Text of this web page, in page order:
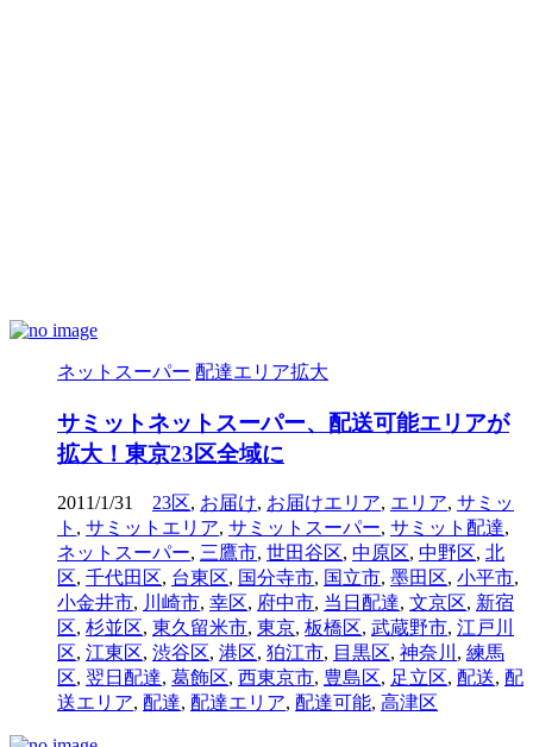
ネットスーパー 配達エリア拡大
サミットネットスーパー、配送可能エリアが
拡大！東京23区全域に
2011/1/31 23区, お届け, お届けエリア, エリア, サミッ
ト , サミットエリア, サミットスーパー, サミット配達,
ネットスーパー, 三鷹市, 世田谷区, 中原区, 中野区, 北
区, 千代田区, 台東区, 国分寺市, 国立市, 墨田区, 小平市,
小金井市, 川崎市, 幸区, 府中市, 当日配達, 文京区, 新宿
区, 杉並区, 東久留米市, 東京, 板橋区, 武蔵野市, 江戸川
区, 江東区, 渋谷区, 港区, 狛江市, 目黒区, 神奈川 , 練馬
区, 翌日配達, 葛飾区, 西東京市, 豊島区, 足立区, 配送, 配
送エリア, 配達, 配達エリア, 配達可能, 高津区